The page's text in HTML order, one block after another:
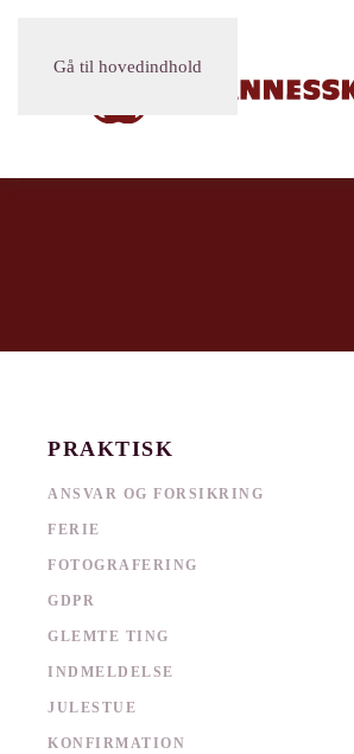
Gå til hovedindhold
PRAKTISK
ANSVAR OG FORSIKRING
FERIE
FOTOGRAFERING
GDPR
GLEMTE TING
INDMELDELSE
JULESTUE
KONFIRMATION